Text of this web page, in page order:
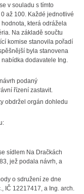
v souladu s tímto
až 100. Každé jednotlivé
která odrážela
Na základě součtu
komise stanovila pořadí
byla stanovena
dodavatele Ing.
podaný
řízení zastavit.
obdržel orgán dohledu
sídlem Na Dračkách
jež podala návrh, a
o sdružení ze dne
IČ 12217417, a Ing. arch.